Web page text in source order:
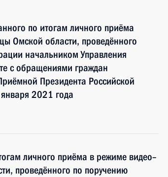
по итогам личного приёма
Омской области, проведённого
начальником Управления
с обращениями граждан
Президента Российской
2021 года
личного приёма в режиме видео–
проведённого по поручению